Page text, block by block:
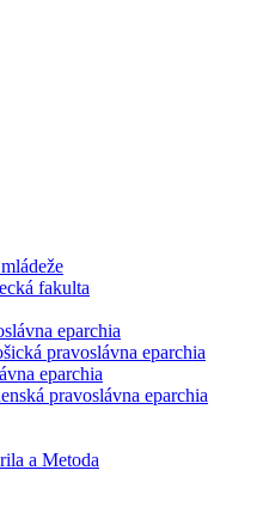
fakulta
eparchia
pravoslávna eparchia
eparchia
pravoslávna eparchia
a Metoda